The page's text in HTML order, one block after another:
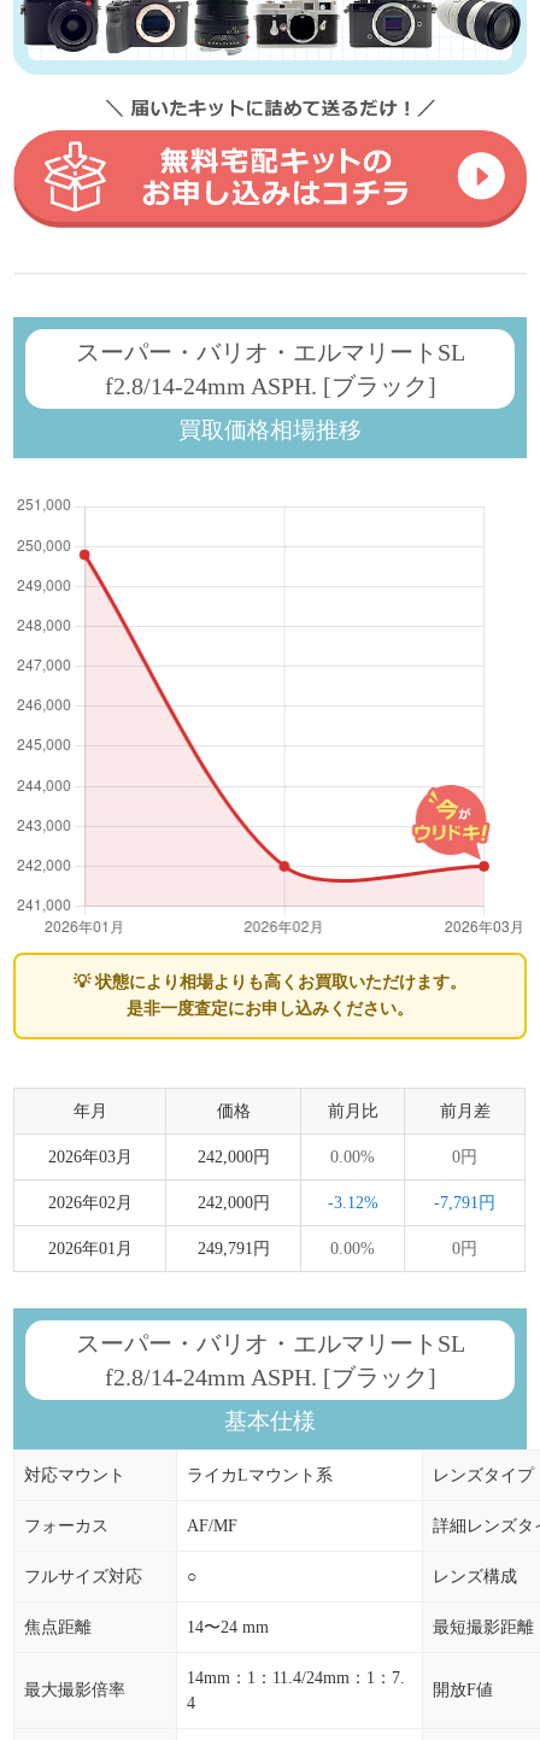
スーパー・バリオ・エルマリートSL
f2.8/14-24mm ASPH. [ブラック]
買取価格相場推移
💡 状態により相場よりも高くお買取いただけます。
是非一度査定にお申し込みください。
年月 価格 前月比 前月差
2026年03月 242,000円 0.00% 0円
2026年02月 242,000円 -3.12% -7,791円
2026年01月 249,791円 0.00% 0円
スーパー・バリオ・エルマリートSL
f2.8/14-24mm ASPH. [ブラック]
基本仕様
対応マウント ライカLマウント系 レンズタイプ
フォーカス AF/MF 詳細レンズタ
フルサイズ対応 ○ レンズ構成
焦点距離 14〜24 mm 最短撮影距離
最大撮影倍率
14mm：1：11.4/24mm：1：7.
4
開放F値